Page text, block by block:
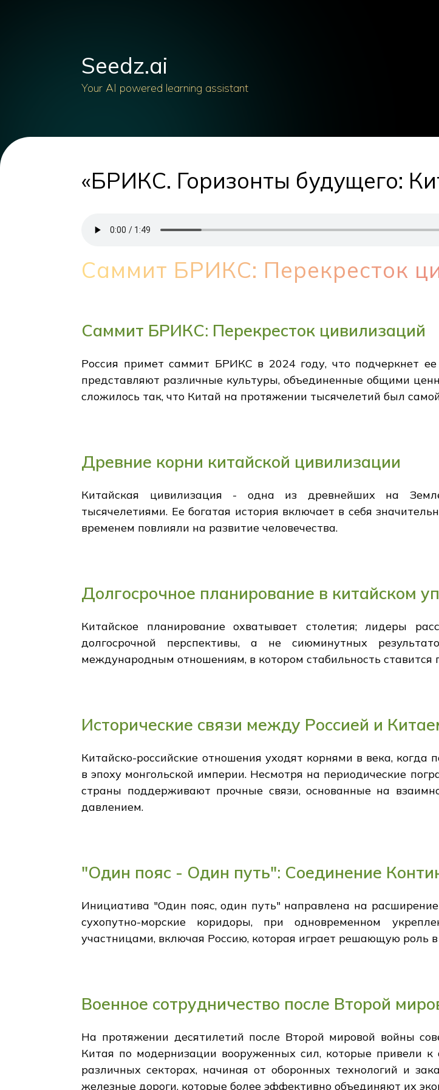
Seedz.ai
Your AI powered learning assistant
«БРИКС. Горизонты будущего:
Саммит БРИКС: Перекресток
Саммит БРИКС: Перекресток цивилизаций
Россия примет саммит БРИКС в 2024 году, что подчеркнет
представляют различные культуры, объединенные общими
сложилось так, что Китай на протяжении тысячелетий был
Древние корни китайской цивилизации
Китайская цивилизация - одна из древнейших на
тысячелетиями. Ее богатая история включает в себя
временем повлияли на развитие человечества.
Долгосрочное планирование в китайском
Китайское планирование охватывает столетия; лидеры
долгосрочной перспективы, а не сиюминутных
международным отношениям, в котором стабильность
Исторические связи между Россией и
Китайско-российские отношения уходят корнями в века,
в эпоху монгольской империи. Несмотря на периодические
страны поддерживают прочные связи, основанные на
давлением.
"Один пояс - Один путь": Соединение
Инициатива "Один пояс, один путь" направлена на
сухопутно-морские коридоры, при одновременном
участницами, включая Россию, которая играет решающую роль в
Военное сотрудничество после Второй
На протяжении десятилетий после Второй мировой войны
Китая по модернизации вооруженных сил, которые привели
различных секторах, начиная от оборонных технологий и
железные дороги, которые более эффективно объединяют их